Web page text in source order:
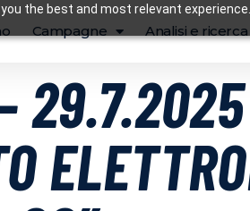
the best and most relevant
Campagne Analisi e ricerca